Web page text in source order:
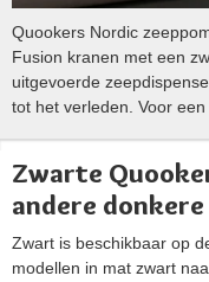
Quookers Nordic
Fusion kranen met een
uitgevoerde
tot het verleden. Voor
Zwarte
andere
Zwart is beschikbaar op
modellen in mat zwart